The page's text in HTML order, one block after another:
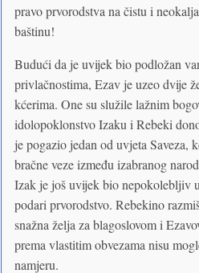
pravo prvorodstva na čistu i
baštinu!
Budući da je uvijek bio podložan
privlačnostima, Ezav je uzeo dvije
kćerima. One su služile lažnim
idolopoklonstvo Izaku i Rebeki
je pogazio jedan od uvjeta Saveza,
bračne veze između izabranog
Izak je još uvijek bio nepokolebljiv
podari prvorodstvo. Rebekino
snažna želja za blagoslovom i
prema vlastitim obvezama nisu
namjeru.